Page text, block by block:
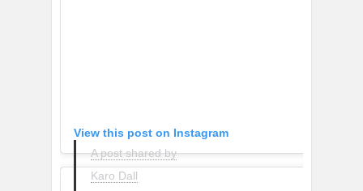
View this post on Instagram
A post shared by
Karo Dall